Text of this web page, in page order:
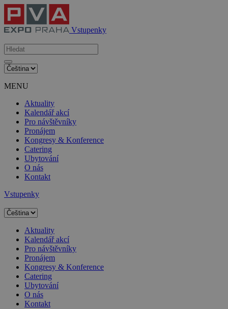
Vstupenky
MENU
Aktuality
Kalendář akcí
Pro návštěvníky
Pronájem
Kongresy & Konference
Catering
Ubytování
O nás
Kontakt
Vstupenky
Aktuality
Kalendář akcí
Pro návštěvníky
Pronájem
Kongresy & Konference
Catering
Ubytování
O nás
Kontakt